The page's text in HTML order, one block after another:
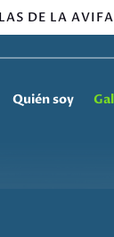
DE LA
Quién soy